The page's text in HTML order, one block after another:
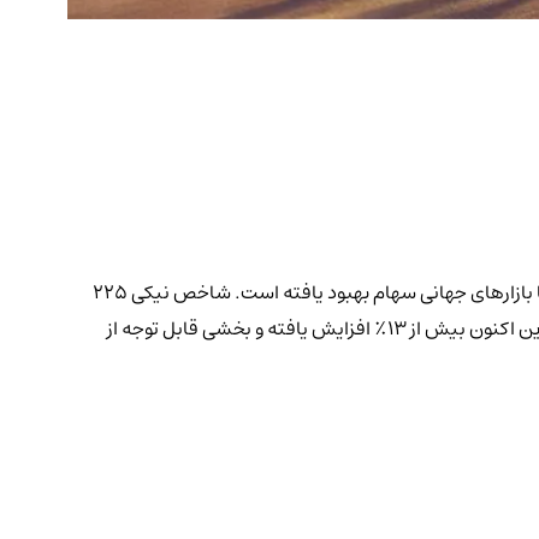
بیت‌کوین، ارز دیجیتال پیشرو، امروز به بالاترین سطح روزانه خود یعنی ۵۶،۲۷۷ دلار رسید، طبق داده‌های Bitstamp. این ارز دیجیتال همزمان با بازارهای جهانی سهام بهبود یافته است. شاخص نیکی ۲۲۵
ژاپن امروز پس از ثبت بزرگترین کاهش قیمت از دهه ۹۰ میلادی، به طور چشمگیری افزایش یافت. پس از کاهش به سطح ۴۹،۵۵۷ دلار، بیت‌کوین اکنون بیش از ۱۳٪ افزایش یافته و بخشی قابل توجه از